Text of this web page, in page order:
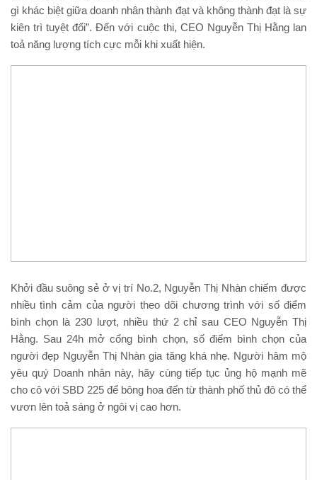
gì khác biệt giữa doanh nhân thành đạt và không thành đạt là sự
kiên trì tuyệt đối”. Đến với cuộc thi, CEO Nguyễn Thị Hằng lan
toả năng lượng tích cực mỗi khi xuất hiện.
Khởi đầu suông sẻ ở vị trí No.2, Nguyễn Thị Nhàn chiếm được
nhiều tình cảm của người theo dõi chương trình với số điểm
bình chọn là 230 lượt, nhiều thứ 2 chỉ sau CEO Nguyễn Thị
Hằng. Sau 24h mở cổng bình chọn, số điểm bình chọn của
người đẹp Nguyễn Thị Nhàn gia tăng khá nhẹ. Người hâm mộ
yêu quý Doanh nhân này, hãy cùng tiếp tục ủng hộ mạnh mẽ
cho cô với SBD 225 để bông hoa đến từ thành phố thủ đô có thể
vươn lên toả sáng ở ngôi vị cao hơn.